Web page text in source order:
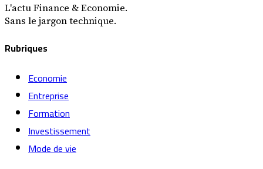
L'actu Finance & Economie.
Sans le jargon technique.
Rubriques
Economie
Entreprise
Formation
Investissement
Mode de vie